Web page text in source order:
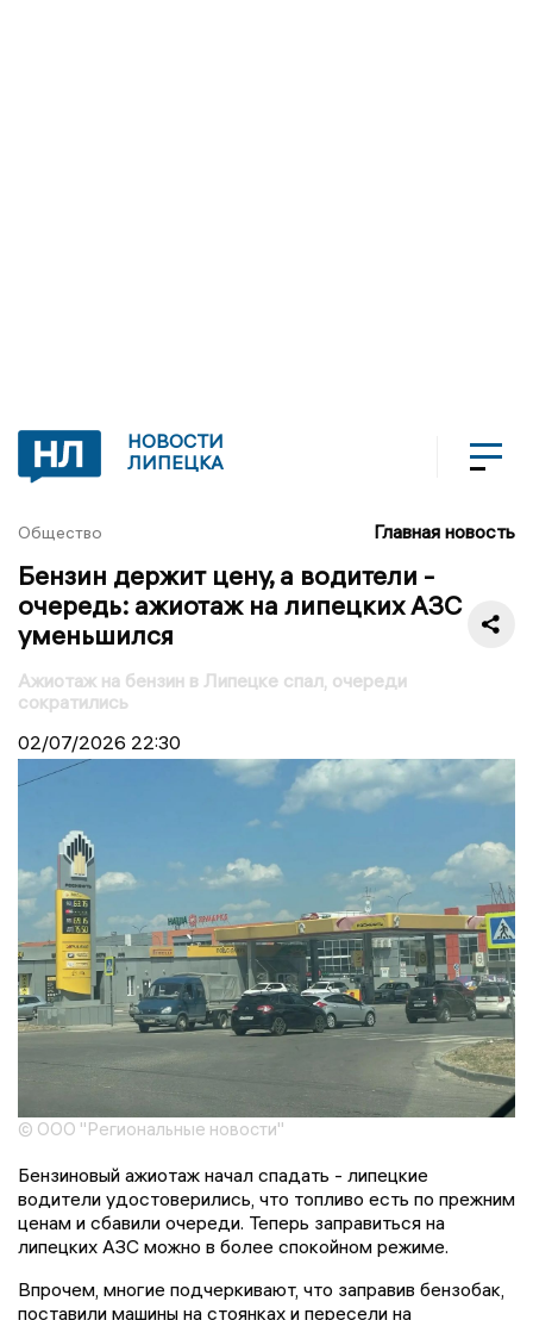
НОВОСТИ
ЛИПЕЦКА
Общество Главная новость
Бензин держит цену, а водители -
очередь: ажиотаж на липецких АЗС
уменьшился
Ажиотаж на бензин в Липецке спал, очереди
сократились
02/07/2026 22:30
© ООО "Региональные новости"
Бензиновый ажиотаж начал спадать - липецкие
водители удостоверились, что топливо есть по прежним
ценам и сбавили очереди. Теперь заправиться на
липецких АЗС можно в более спокойном режиме.
Впрочем, многие подчеркивают, что заправив бензобак,
поставили машины на стоянках и пересели на